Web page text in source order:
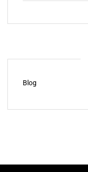
Blog